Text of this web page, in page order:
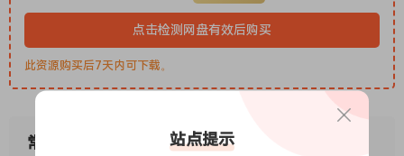
纯净度。不过，我们计划推出 V2 版本，并为其添加一个独立的
音序器页面。该页面能够根据节奏变化同一音符的力度（以及相
应的哇音值），从而形成动态的节奏序列。同时，将其连接到鼓
垫也能达到类似的效果。此外，如果不需要力度感应哇音的表现
力，也可以将其固定在所需的哇音值（13 代表最大程度的哇音效
歌曲《Love Lost》的一个独特之处在于，它以标准的 A440 音
点击检测网盘有效后购买
此资源购买后7天内可下载。
常见问题 站点提示